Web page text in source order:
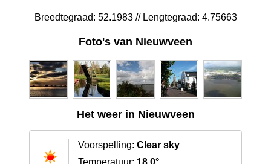
Breedtegraad: 52.1983 // Lengtegraad: 4.75663
Foto's van Nieuwveen
Het weer in Nieuwveen
Voorspelling: Clear sky